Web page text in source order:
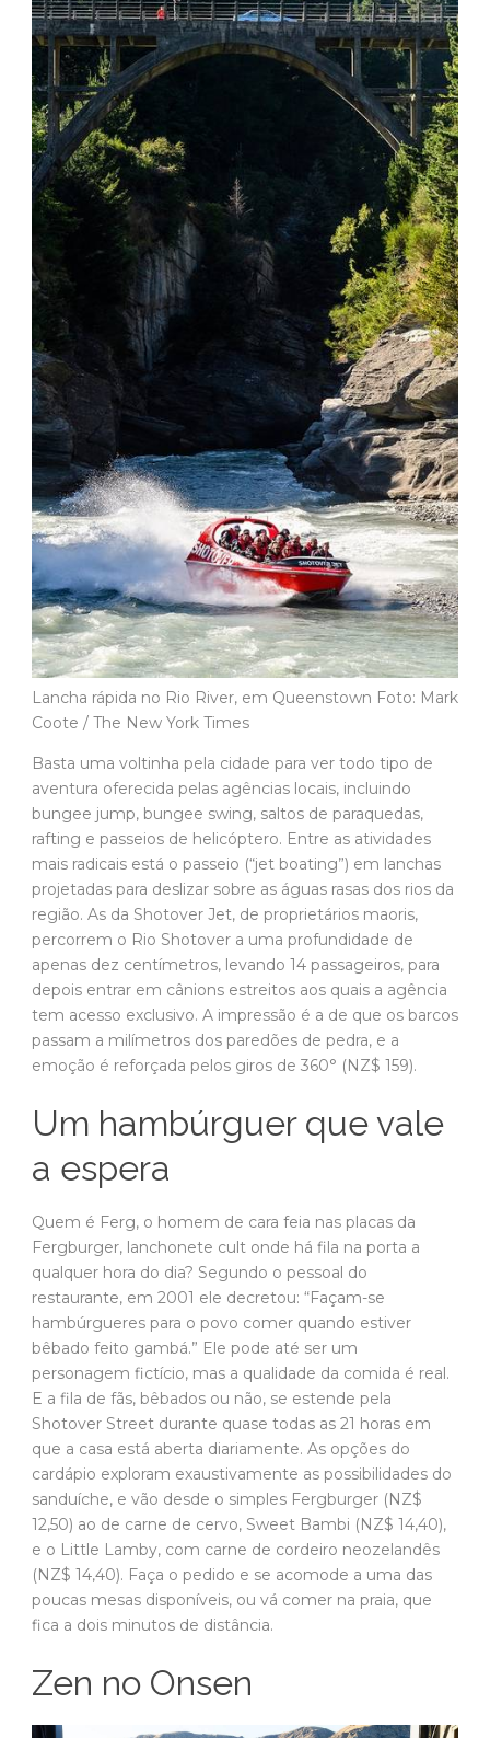
Lancha rápida no Rio River, em Queenstown Foto: Mark
Coote / The New York Times
Basta uma voltinha pela cidade para ver todo tipo de
aventura oferecida pelas agências locais, incluindo
bungee jump, bungee swing, saltos de paraquedas,
rafting e passeios de helicóptero. Entre as atividades
mais radicais está o passeio (“jet boating”) em lanchas
projetadas para deslizar sobre as águas rasas dos rios da
região. As da Shotover Jet, de proprietários maoris,
percorrem o Rio Shotover a uma profundidade de
apenas dez centímetros, levando 14 passageiros, para
depois entrar em cânions estreitos aos quais a agência
tem acesso exclusivo. A impressão é a de que os barcos
passam a milímetros dos paredões de pedra, e a
emoção é reforçada pelos giros de 360° (NZ$ 159).
Um hambúrguer que vale
a espera
Quem é Ferg, o homem de cara feia nas placas da
Fergburger, lanchonete cult onde há fila na porta a
qualquer hora do dia? Segundo o pessoal do
restaurante, em 2001 ele decretou: “Façam-se
hambúrgueres para o povo comer quando estiver
bêbado feito gambá.” Ele pode até ser um
personagem fictício, mas a qualidade da comida é real.
E a fila de fãs, bêbados ou não, se estende pela
Shotover Street durante quase todas as 21 horas em
que a casa está aberta diariamente. As opções do
cardápio exploram exaustivamente as possibilidades do
sanduíche, e vão desde o simples Fergburger (NZ$
12,50) ao de carne de cervo, Sweet Bambi (NZ$ 14,40),
e o Little Lamby, com carne de cordeiro neozelandês
(NZ$ 14,40). Faça o pedido e se acomode a uma das
poucas mesas disponíveis, ou vá comer na praia, que
fica a dois minutos de distância.
Zen no Onsen